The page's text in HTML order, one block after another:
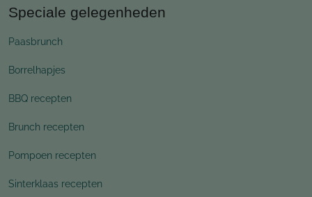
Speciale gelegenheden
Paasbrunch
Borrelhapjes
BBQ recepten
Brunch recepten
Pompoen recepten
Sinterklaas recepten